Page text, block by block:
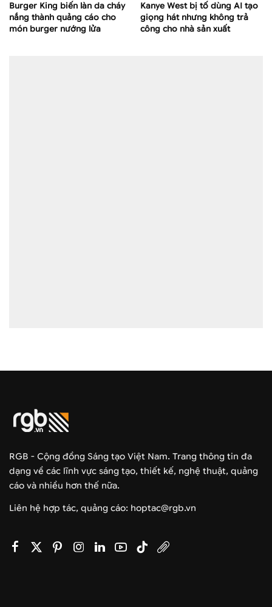
Burger King biến làn da cháy
nắng thành quảng cáo cho
món burger nướng lửa
Kanye West bị tố dùng AI tạo
giọng hát nhưng không trả
công cho nhà sản xuất
RGB - Cộng đồng Sáng tạo Việt Nam. Trang thông tin đa
dạng về các lĩnh vực sáng tạo, thiết kế, nghệ thuật, quảng
cáo và nhiều hơn thế nữa.
Liên hệ hợp tác, quảng cáo: hoptac@rgb.vn